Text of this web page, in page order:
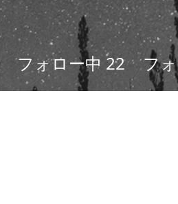
フォロー中22 フ